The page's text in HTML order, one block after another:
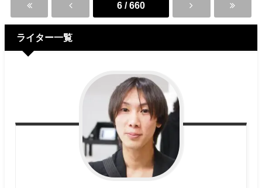
6 / 660
ライター一覧